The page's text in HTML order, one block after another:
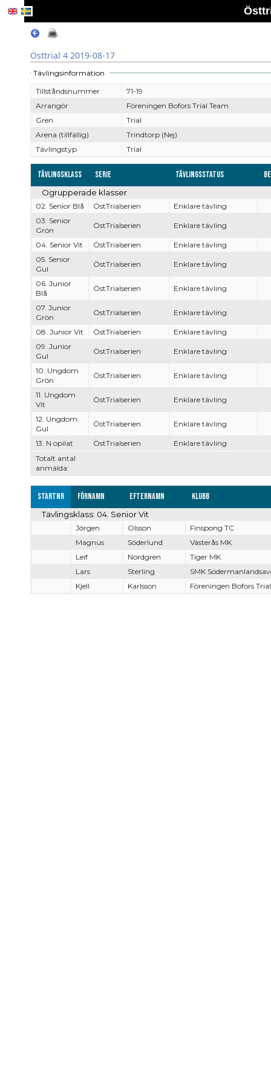
Östtrial 4 2019-08-17
Tävlingsinformation
Tillståndsnummer
71-19
Arrangör
Föreningen Bofors Trial Team
Gren
Trial
Arena (tillfällig)
Trindtorp (Nej)
Tävlingstyp
Trial
Tävlingsklass Serie Tävlingsstatus
Totalt antal
anmälda:
Ogrupperade klasser
02. Senior Blå ÖstTrialserien
Enklare tävling
03. Senior
Grön
ÖstTrialserien Enklare tävling
04. Senior Vit ÖstTrialserien
Enklare tävling
05. Senior
Gul
ÖstTrialserien Enklare tävling
06. Junior
Blå
ÖstTrialserien Enklare tävling
07. Junior
Grön
ÖstTrialserien Enklare tävling
08. Junior Vit ÖstTrialserien
Enklare tävling
09. Junior
Gul
ÖstTrialserien Enklare tävling
10. Ungdom
Grön
ÖstTrialserien Enklare tävling
11. Ungdom
Vit
ÖstTrialserien Enklare tävling
12. Ungdom
Gul
ÖstTrialserien Enklare tävling
13. N opilat ÖstTrialserien Enklare tävling
Startnr Förnamn Efternamn Klubb
Tävlingsklass: 04. Senior Vit
Jörgen Olsson
Finspong TC
Magnus
Söderlund
Västerås MK
Leif
Nordgren
Tiger MK
Lars
Sterling
SMK
Kjell
Karlsson Föreningen Bofors